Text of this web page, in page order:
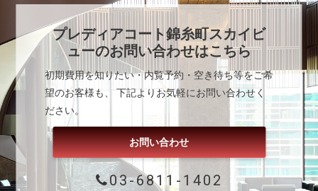
プレディアコート錦糸町スカイビ
ューのお問い合わせはこちら
初期費用を知りたい・内覧予約・空き待ち等をご希
望のお客様も、 下記よりお気軽にお問い合わせく
ださい。
お問い合わせ
03-6811-1402